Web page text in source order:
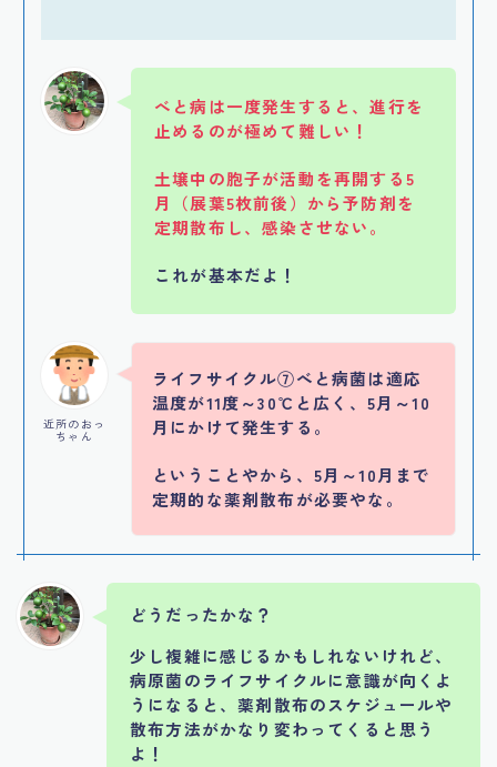
べと病は一度発生すると、進行を
止めるのが極めて難しい！
土壌中の胞子が活動を再開する5
月（展葉5枚前後）から予防剤を
定期散布し、感染させない。
これが基本だよ！
近所のおっ
ちゃん
ライフサイクル⑦べと病菌は適応
温度が11度～30℃と広く、5月～10
月にかけて発生する。
ということやから、5月～10月まで
定期的な薬剤散布が必要やな。
どうだったかな？
少し複雑に感じるかもしれないけれど、
病原菌のライフサイクルに意識が向くよ
うになると、薬剤散布のスケジュールや
散布方法がかなり変わってくると思う
よ！